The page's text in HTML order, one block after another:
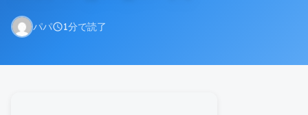
パパschedule1分で読了